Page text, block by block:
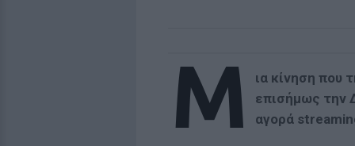
Μ
ια κίνηση που
επισήμως την
αγορά